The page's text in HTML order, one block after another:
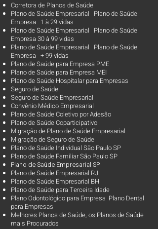
Corretora de Planos de Saúde
Plano de Saúde Empresarial Plano de Saúde
Empresa 1 à 29 vidas
Plano de Saúde Empresarial Plano de Saúde
Empresa 30 à 99 vidas ​
Plano de Saúde Empresarial Plano de Saúde
Empresa + 99 vidas
Plano de Saúde para Empresa PME
Plano de Saúde para Empresa MEI
Plano de Saúde Hospitalar para Empresas
Seguro de Saúde
Seguro de Saúde Empresarial
Convênio Médico Empresarial
Plano de Saúde Coletivo por Adesão
Plano de Saúde Coparticipativo
Migração de Plano de Saúde Empresarial
Migração de Seguro de Saúde
Plano de Saúde Individual São Paulo SP
Plano de Saúde Familiar São Paulo SP
Plano de Saúde Empresarial SP
Plano de Saúde Empresarial RJ
Plano de Saúde Empresarial BH
Plano de Saúde para Terceira Idade
Plano Odontológico para Empresa Plano Dental
para Empresas
Melhores Planos de Saúde, os Planos de Saúde
mais Procurados​